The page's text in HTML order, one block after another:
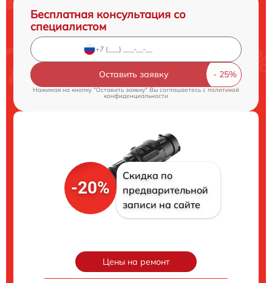
Бесплатная консультация со
специалистом
Оставить заявку
Нажимая на кнопку "Оставить заявку" Вы соглашаетесь cполитикой
конфиденциальности
-20%
Скидка по
предварительной
записи на сайте
Цены на ремонт